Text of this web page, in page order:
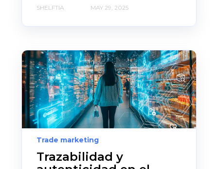
SHELFTIA MAY 29, 2025
Trade marketing
Trazabilidad y